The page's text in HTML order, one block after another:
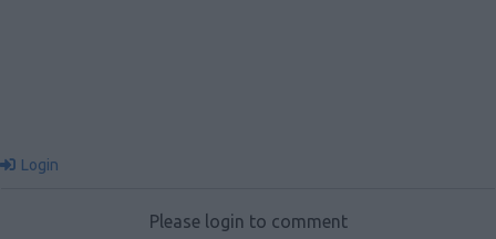
Login
Please login to comment